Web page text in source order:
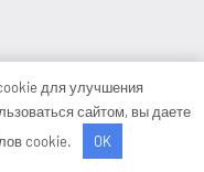
для улучшения
сайтом, вы даете
cookie.
OK